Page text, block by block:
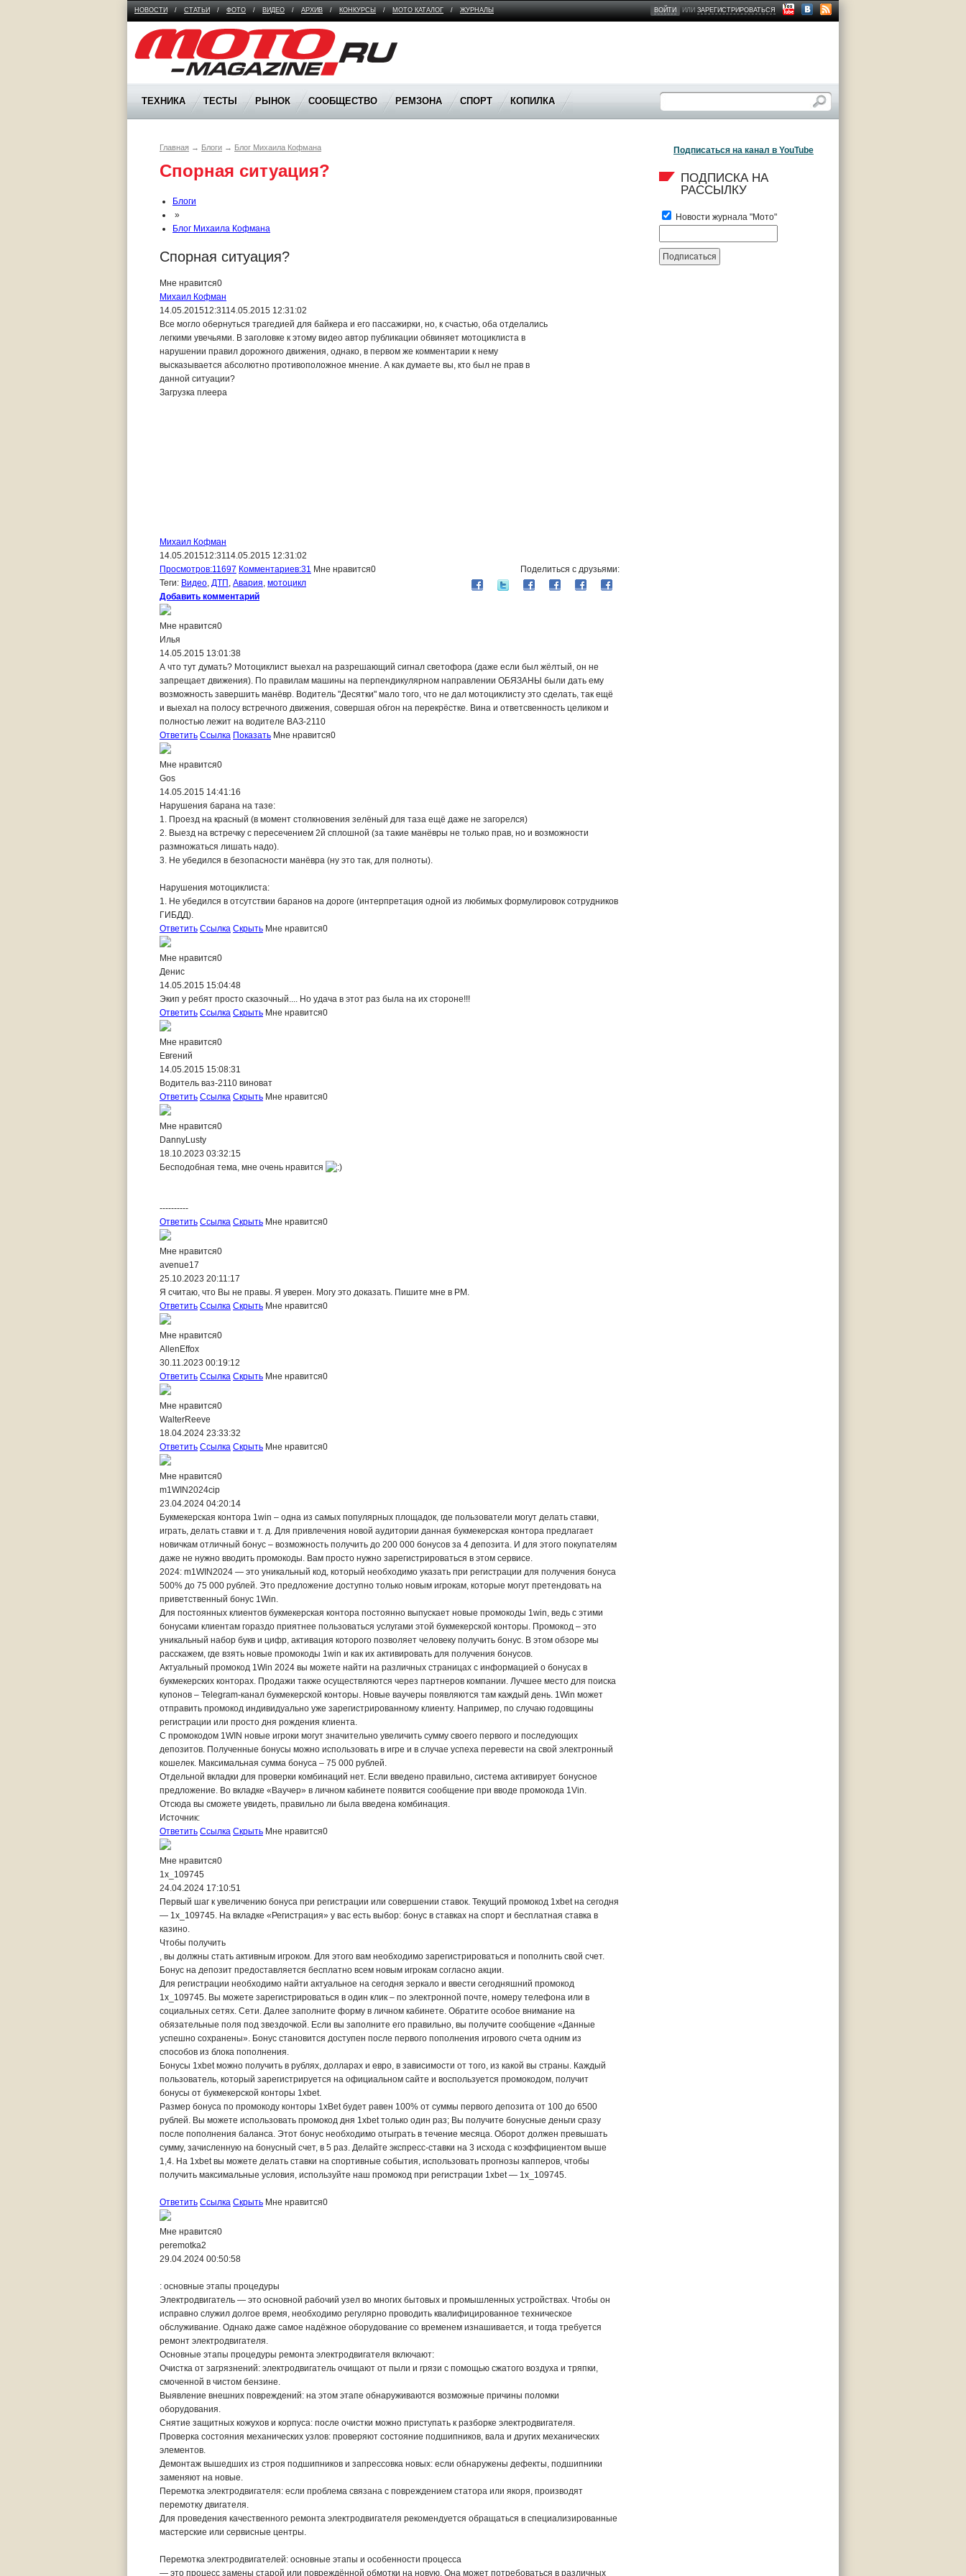
НОВОСТИ / СТАТЬИ / ФОТО / ВИДЕО / АРХИВ / КОНКУРСЫ / МОТО КАТАЛОГ / ЖУРНАЛЫ ВОЙТИ ИЛИЗАРЕГИСТРИРОВАТЬСЯ
Moto Magazine
ТЕХНИКА ТЕСТЫ РЫНОК СООБЩЕСТВО РЕМЗОНА СПОРТ КОПИЛКА
Главная → Блоги → Блог Михаила Кофмана
Спорная ситуация?
Блоги
»
Блог Михаила Кофмана
Спорная ситуация?
Мне нравится0
Михаил Кофман
14.05.201512:3114.05.2015 12:31:02
Все могло обернуться трагедией для байкера и его пассажирки, но, к счастью, оба отделались
легкими увечьями. В заголовке к этому видео автор публикации обвиняет мотоциклиста в
нарушении правил дорожного движения, однако, в первом же комментарии к нему
высказывается абсолютно противоположное мнение. А как думаете вы, кто был не прав в
данной ситуации?
Загрузка плеера
Михаил Кофман
14.05.201512:3114.05.2015 12:31:02
Поделиться с друзьями:
Просмотров:11697 Комментариев:31 Мне нравится0
Теги: Видео, ДТП , Авария, мотоцикл
Добавить комментарий
Мне нравится0
Илья
14.05.2015 13:01:38
А что тут думать? Мотоциклист выехал на разрешающий сигнал светофора (даже если был жёлтый, он не
запрещает движения). По правилам машины на перпендикулярном направлении ОБЯЗАНЫ были дать ему
возможность завершить манёвр. Водитель "Десятки" мало того, что не дал мотоциклисту это сделать, так ещё
и выехал на полосу встречного движения, совершая обгон на перекрёстке. Вина и ответсвенность целиком и
полностью лежит на водителе ВАЗ-2110
Ответить Ссылка Показать Мне нравится0
Мне нравится0
Gos
14.05.2015 14:41:16
Нарушения барана на тазе:
1. Проезд на красный (в момент столкновения зелёный для таза ещё даже не загорелся)
2. Выезд на встречку с пересечением 2й сплошной (за такие манёвры не только прав, но и возможности
размножаться лишать надо).
3. Не убедился в безопасности манёвра (ну это так, для полноты).
Нарушения мотоциклиста:
1. Не убедился в отсутствии баранов на дороге (интерпретация одной из любимых формулировок сотрудников
ГИБДД).
Ответить Ссылка Скрыть Мне нравится0
Мне нравится0
Денис
14.05.2015 15:04:48
Экип у ребят просто сказочный.... Но удача в этот раз была на их стороне!!!
Ответить Ссылка Скрыть Мне нравится0
Мне нравится0
Евгений
14.05.2015 15:08:31
Водитель ваз-2110 виноват
Ответить Ссылка Скрыть Мне нравится0
Мне нравится0
DannyLusty
18.10.2023 03:32:15
Бесподобная тема, мне очень нравится
----------
Ответить Ссылка Скрыть Мне нравится0
Мне нравится0
avenue17
25.10.2023 20:11:17
Я считаю, что Вы не правы. Я уверен. Могу это доказать. Пишите мне в PM.
Ответить Ссылка Скрыть Мне нравится0
Мне нравится0
AllenEffox
30.11.2023 00:19:12
Ответить Ссылка Скрыть Мне нравится0
Мне нравится0
WalterReeve
18.04.2024 23:33:32
Ответить Ссылка Скрыть Мне нравится0
Мне нравится0
m1WIN2024cip
23.04.2024 04:20:14
Букмекерская контора 1win – одна из самых популярных площадок, где пользователи могут делать ставки,
играть, делать ставки и т. д. Для привлечения новой аудитории данная букмекерская контора предлагает
новичкам отличный бонус – возможность получить до 200 000 бонусов за 4 депозита. И для этого покупателям
даже не нужно вводить промокоды. Вам просто нужно зарегистрироваться в этом сервисе.
2024: m1WIN2024 — это уникальный код, который необходимо указать при регистрации для получения бонуса
500% до 75 000 рублей. Это предложение доступно только новым игрокам, которые могут претендовать на
приветственный бонус 1Win.
Для постоянных клиентов букмекерская контора постоянно выпускает новые промокоды 1win, ведь с этими
бонусами клиентам гораздо приятнее пользоваться услугами этой букмекерской конторы. Промокод – это
уникальный набор букв и цифр, активация которого позволяет человеку получить бонус. В этом обзоре мы
расскажем, где взять новые промокоды 1win и как их активировать для получения бонусов.
Актуальный промокод 1Win 2024 вы можете найти на различных страницах с информацией о бонусах в
букмекерских конторах. Продажи также осуществляются через партнеров компании. Лучшее место для поиска
купонов – Telegram-канал букмекерской конторы. Новые ваучеры появляются там каждый день. 1Win может
отправить промокод индивидуально уже зарегистрированному клиенту. Например, по случаю годовщины
регистрации или просто дня рождения клиента.
С промокодом 1WIN новые игроки могут значительно увеличить сумму своего первого и последующих
депозитов. Полученные бонусы можно использовать в игре и в случае успеха перевести на свой электронный
кошелек. Максимальная сумма бонуса – 75 000 рублей.
Отдельной вкладки для проверки комбинаций нет. Если введено правильно, система активирует бонусное
предложение. Во вкладке «Ваучер» в личном кабинете появится сообщение при вводе промокода 1Vin.
Отсюда вы сможете увидеть, правильно ли была введена комбинация.
Источник:
Ответить Ссылка Скрыть Мне нравится0
Мне нравится0
1x_109745
24.04.2024 17:10:51
Первый шаг к увеличению бонуса при регистрации или совершении ставок. Текущий промокод 1xbet на сегодня
— 1x_109745. На вкладке «Регистрация» у вас есть выбор: бонус в ставках на спорт и бесплатная ставка в
казино.
Чтобы получить
, вы должны стать активным игроком. Для этого вам необходимо зарегистрироваться и пополнить свой счет.
Бонус на депозит предоставляется бесплатно всем новым игрокам согласно акции.
Для регистрации необходимо найти актуальное на сегодня зеркало и ввести сегодняшний промокод
1x_109745. Вы можете зарегистрироваться в один клик – по электронной почте, номеру телефона или в
социальных сетях. Сети. Далее заполните форму в личном кабинете. Обратите особое внимание на
обязательные поля под звездочкой. Если вы заполните его правильно, вы получите сообщение «Данные
успешно сохранены». Бонус становится доступен после первого пополнения игрового счета одним из
способов из блока пополнения.
Бонусы 1xbet можно получить в рублях, долларах и евро, в зависимости от того, из какой вы страны. Каждый
пользователь, который зарегистрируется на официальном сайте и воспользуется промокодом, получит
бонусы от букмекерской конторы 1xbet.
Размер бонуса по промокоду конторы 1xBet будет равен 100% от суммы первого депозита от 100 до 6500
рублей. Вы можете использовать промокод дня 1xbet только один раз; Вы получите бонусные деньги сразу
после пополнения баланса. Этот бонус необходимо отыграть в течение месяца. Оборот должен превышать
сумму, зачисленную на бонусный счет, в 5 раз. Делайте экспресс-ставки на 3 исхода с коэффициентом выше
1,4. На 1xbet вы можете делать ставки на спортивные события, использовать прогнозы капперов, чтобы
получить максимальные условия, используйте наш промокод при регистрации 1xbet — 1x_109745.
Ответить Ссылка Скрыть Мне нравится0
Мне нравится0
peremotka2
29.04.2024 00:50:58
: основные этапы процедуры
Электродвигатель — это основной рабочий узел во многих бытовых и промышленных устройствах. Чтобы он
исправно служил долгое время, необходимо регулярно проводить квалифицированное техническое
обслуживание. Однако даже самое надёжное оборудование со временем изнашивается, и тогда требуется
ремонт электродвигателя.
Основные этапы процедуры ремонта электродвигателя включают:
Очистка от загрязнений: электродвигатель очищают от пыли и грязи с помощью сжатого воздуха и тряпки,
смоченной в чистом бензине.
Выявление внешних повреждений: на этом этапе обнаруживаются возможные причины поломки
оборудования.
Снятие защитных кожухов и корпуса: после очистки можно приступать к разборке электродвигателя.
Проверка состояния механических узлов: проверяют состояние подшипников, вала и других механических
элементов.
Демонтаж вышедших из строя подшипников и запрессовка новых: если обнаружены дефекты, подшипники
заменяют на новые.
Перемотка электродвигателя: если проблема связана с повреждением статора или якоря, производят
перемотку двигателя.
Для проведения качественного ремонта электродвигателя рекомендуется обращаться в специализированные
мастерские или сервисные центры.
Перемотка электродвигателей: основные этапы и особенности процесса
— это процесс замены старой или повреждённой обмотки на новую. Она может потребоваться в различных
Подписаться на канал в YouTube
ПОДПИСКА НА
РАССЫЛКУ
Новости журнала "Мото"